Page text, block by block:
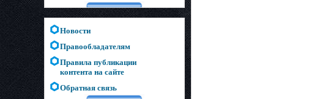
Новости
Правообладателям
Правила публикации
контента на сайте
Обратная связь